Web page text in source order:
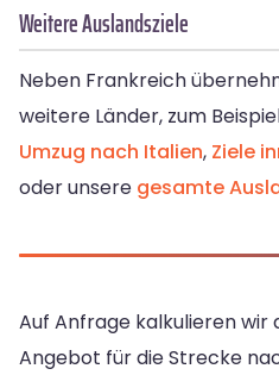
Weitere Auslandsziele
Neben Frankreich
weitere Länder, zum
Umzug nach Italien, Ziele
oder unsere gesamte
Auf Anfrage kalkulieren wir
Angebot für die Strecke